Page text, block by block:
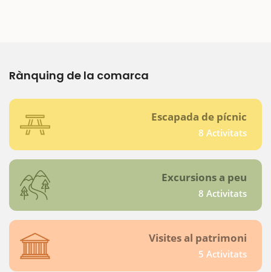
Rànquing de la comarca
Escapada de pícnic
8 Activitats
Excursions a peu
8 Activitats
Visites al patrimoni
5 Activitats